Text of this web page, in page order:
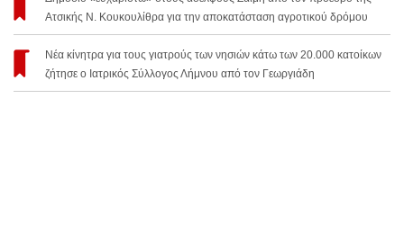
Ατσικής Ν. Κουκουλίθρα για την αποκατάσταση αγροτικού δρόμου
Νέα κίνητρα για τους γιατρούς των νησιών κάτω των 20.000 κατοίκων
ζήτησε ο Ιατρικός Σύλλογος Λήμνου από τον Γεωργιάδη